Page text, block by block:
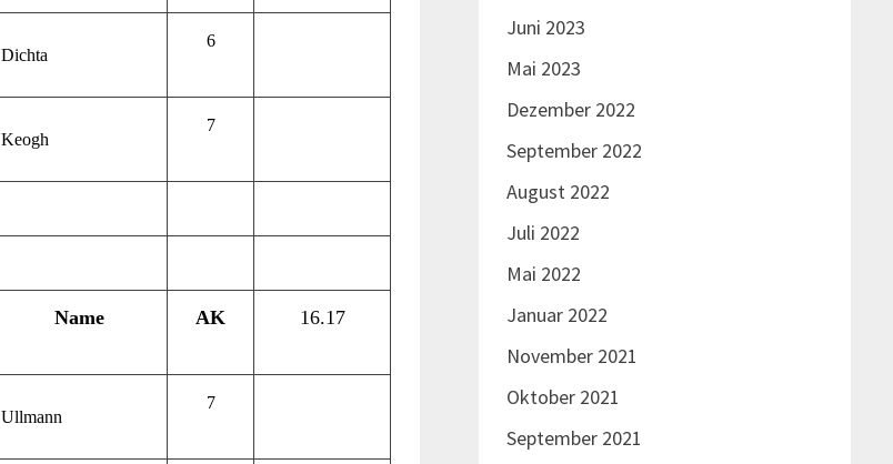
Dichta
6
Keogh
7
Name AK 16.17
Ullmann
7
Juni 2023
Mai 2023
Dezember 2022
September 2022
August 2022
Juli 2022
Mai 2022
Januar 2022
November 2021
Oktober 2021
September 2021